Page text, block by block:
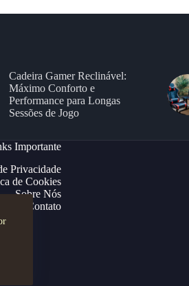
Cadeira Gamer Reclinável:
Máximo Conforto e
Performance para Longas
Sessões de Jogo
Importante
Privacidade
de Cookies
Sobre Nós
Contato